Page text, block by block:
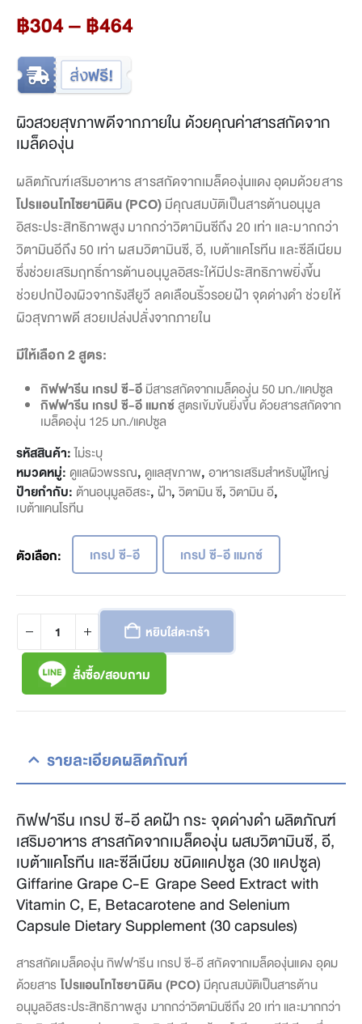
฿304–฿464Price
฿464
ผิวสวยสุขภาพดีจากภายใน ด้วยคุณค่าสารสกัดจาก
เมล็ดองุ่น
ผลิตภัณฑ์เสริมอาหาร สารสกัดจากเมล็ดองุ่นแดง อุดมด้วยสาร
โปรแอนโทไซยานิดิน (PCO)มีคุณสมบัติเป็นสารต้านอนุมูล
อิสระประสิทธิภาพสูง มากกว่าวิตามินซีถึง 20 เท่า และมากกว่า
วิตามินอีถึง 50 เท่า ผสมวิตามินซี, อี, เบต้าแคโรทีน และซีลีเนียม
ซึ่งช่วยเสริมฤทธิ์การต้านอนุมูลอิสระให้มีประสิทธิภาพยิ่งขึ้น
ช่วยปกป้องผิวจากรังสียูวี ลดเลือนริ้วรอยฝ้า จุดด่างดำ ช่วยให้
ผิวสุขภาพดี สวยเปล่งปลั่งจากภายใน
มีให้เลือก 2 สูตร:
กิฟฟารีน เกรป ซี-อีมีสารสกัดจากเมล็ดองุ่น 50 มก./แคปซูล
กิฟฟารีน เกรป ซี-อี แมกซ์สูตรเข้มข้นยิ่งขึ้น ด้วยสารสกัดจาก
เมล็ดองุ่น 125 มก./แคปซูล
รหัสสินค้า:ไม่ระบุ
หมวดหมู่: ดูแลผิวพรรณ, ดูแลสุขภาพ, อาหารเสริมสำหรับผู้ใหญ่
ป้ายกำกับ: ต้านอนุมูลอิสระ, ฝ้า, วิตามิน ซี, วิตามิน อี,
เบต้าแคนโรทีน
ตัวเลือก เกรป ซี-อี เกรป ซี-อี แมกซ์
หยิบใส่ตะกร้า
สั่งซื้อ/สอบถาม
รายละเอียดผลิตภัณฑ์
กิฟฟารีน เกรป ซี-อี ลดฝ้า กระ จุดด่างดำ ผลิตภัณฑ์
เสริมอาหาร สารสกัดจากเมล็ดองุ่น ผสมวิตามินซี, อี,
เบต้าแคโรทีน และซีลีเนียม ชนิดแคปซูล (30 แคปซูล)
Giffarine Grape C-E Grape Seed Extract with
Vitamin C, E, Betacarotene and Selenium
Capsule Dietary Supplement (30 capsules)
สารสกัดเมล็ดองุ่น กิฟฟารีน เกรป ซี-อี สกัดจากเมล็ดองุ่นแดง อุดม
ด้วยสาร โปรแอนโทไซยานิดิน (PCO) มีคุณสมบัติเป็นสารต้าน
อนุมูลอิสระประสิทธิภาพสูง มากกว่าวิตามินซีถึง 20 เท่า และมากกว่า